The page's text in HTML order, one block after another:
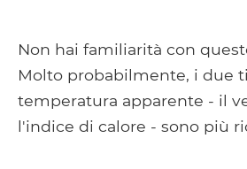
Non hai familiarità con
Molto probabilmente, i due
temperatura apparente - il
l'indice di calore - sono più